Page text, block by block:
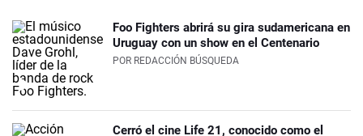
Foo Fighters abrirá su gira sudamericana en
Uruguay con un show en el Centenario
POR REDACCIÓN BÚSQUEDA
Cerró el cine Life 21, conocido como el